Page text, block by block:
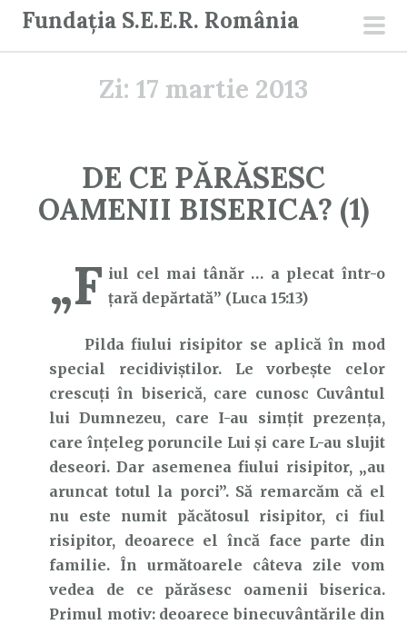
Fundația S.E.E.R. România
Zi: 17 martie 2013
DE CE PĂRĂSESC
OAMENII BISERICA? (1)
„F iul cel mai tânăr … a plecat într-o
țară depărtată” (Luca 15:13)
Pilda fiului risipitor se aplică în mod
special recidiviștilor. Le vorbește celor
crescuți în biserică, care cunosc Cuvântul
lui Dumnezeu, care I-au simțit prezența,
care înțeleg poruncile Lui și care L-au slujit
deseori. Dar asemenea fiului risipitor, „au
aruncat totul la porci”. Să remarcăm că el
nu este numit păcătosul risipitor, ci fiul
risipitor, deoarece el încă face parte din
familie. În următoarele câteva zile vom
vedea de ce părăsesc oamenii biserica.
Primul motiv: deoarece binecuvântările din